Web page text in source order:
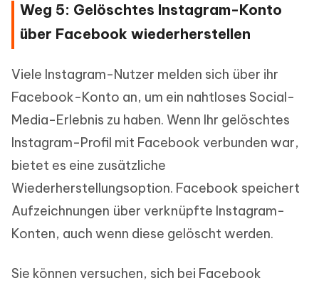
Weg 5: Gelöschtes Instagram-Konto
über Facebook wiederherstellen
Viele Instagram-Nutzer melden sich über ihr
Facebook-Konto an, um ein nahtloses Social-
Media-Erlebnis zu haben. Wenn Ihr gelöschtes
Instagram-Profil mit Facebook verbunden war,
bietet es eine zusätzliche
Wiederherstellungsoption. Facebook speichert
Aufzeichnungen über verknüpfte Instagram-
Konten, auch wenn diese gelöscht werden.
Sie können versuchen, sich bei Facebook